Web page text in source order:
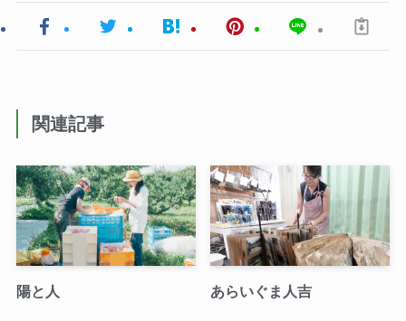
関連記事
陽と人 あらいぐま人吉